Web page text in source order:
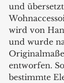
und
wird von
und wurde
entworfen.
bestimmte